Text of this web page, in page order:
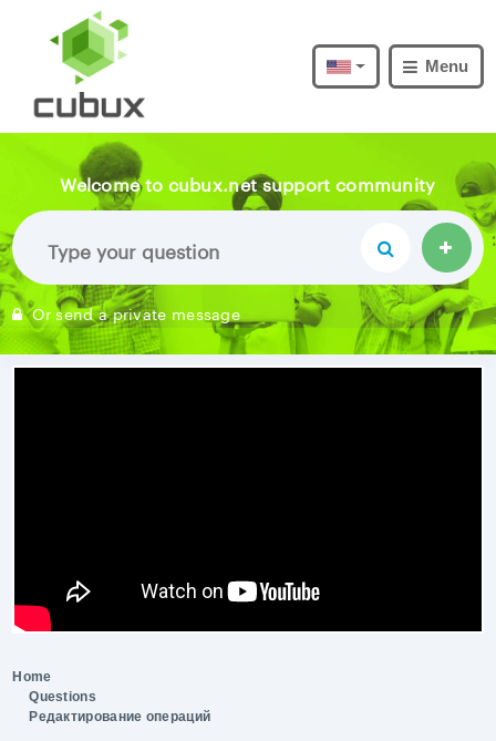
Menu
Welcome to cubux.net support community
Or send a private message
Home
Questions
Редактирование операций